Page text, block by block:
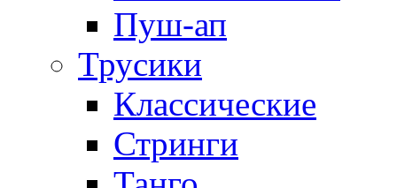
Пуш-ап
Трусики
Классические
Стринги